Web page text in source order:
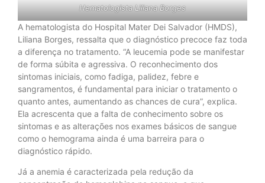
Hematologista Liliana Borges
A hematologista do Hospital Mater Dei Salvador (HMDS),
Liliana Borges, ressalta que o diagnóstico precoce faz toda
a diferença no tratamento. “A leucemia pode se manifestar
de forma súbita e agressiva. O reconhecimento dos
sintomas iniciais, como fadiga, palidez, febre e
sangramentos, é fundamental para iniciar o tratamento o
quanto antes, aumentando as chances de cura”, explica.
Ela acrescenta que a falta de conhecimento sobre os
sintomas e as alterações nos exames básicos de sangue
como o hemograma ainda é uma barreira para o
diagnóstico rápido.
Já a anemia é caracterizada pela redução da